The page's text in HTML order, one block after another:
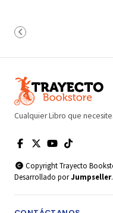
Cualquier Libro que
Copyright Trayecto
Desarrollado porJumpseller.